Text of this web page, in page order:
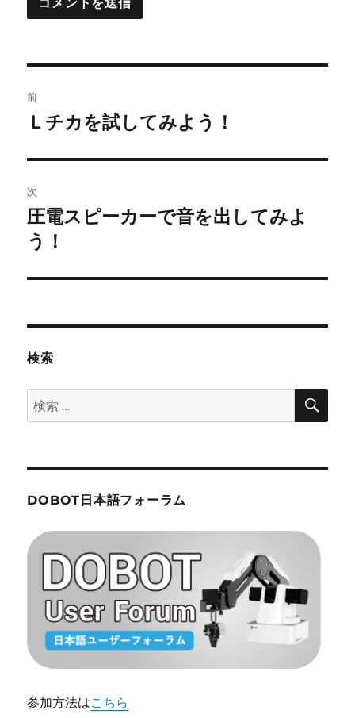
稿
ビ
ゲ
ー
シ
ン
前
前
投
稿:
Ｌチカを試してみよう！
次
次
の
稿:
圧電スピーカーで音を出してみよ
う！
検索
検
索:
検
DOBOT日本語フォーラム
参加方法はこちら